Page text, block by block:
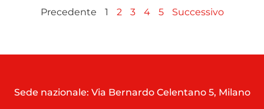
Precedente 1 2 3 4 5 Successivo
Sede nazionale: Via Bernardo Celentano 5, Milano